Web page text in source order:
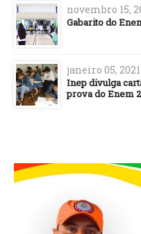
novembro 15,
Gabarito do
janeiro 05, 2021
Inep divulga
prova do Enem